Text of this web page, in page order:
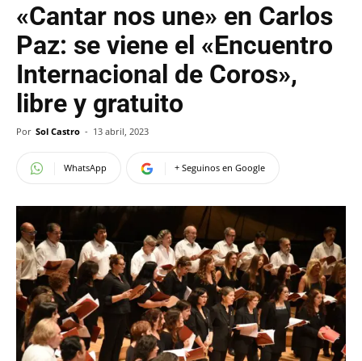
«Cantar nos une» en Carlos
Paz: se viene el «Encuentro
Internacional de Coros»,
libre y gratuito
Por Sol Castro - 13 abril, 2023
WhatsApp + Seguinos en Google